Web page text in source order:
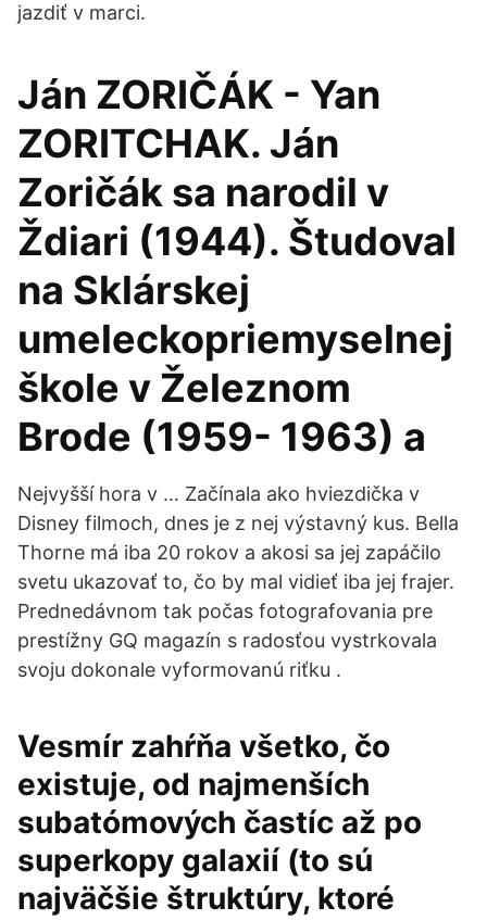
jazdiť v marci.
Ján ZORIČÁK - Yan
ZORITCHAK. Ján
Zoričák sa narodil v
Ždiari (1944). Študoval
na Sklárskej
umeleckopriemyselnej
škole v Železnom
Brode (1959- 1963) a
Nejvyšší hora v … Začínala ako hviezdička v
Disney filmoch, dnes je z nej výstavný kus. Bella
Thorne má iba 20 rokov a akosi sa jej zapáčilo
svetu ukazovať to, čo by mal vidieť iba jej frajer.
Prednedávnom tak počas fotografovania pre
prestížny GQ magazín s radosťou vystrkovala
svoju dokonale vyformovanú riťku .
Vesmír zahŕňa všetko, čo
existuje, od najmenších
subatómových častíc až po
superkopy galaxií (to sú
najväčšie štruktúry, ktoré